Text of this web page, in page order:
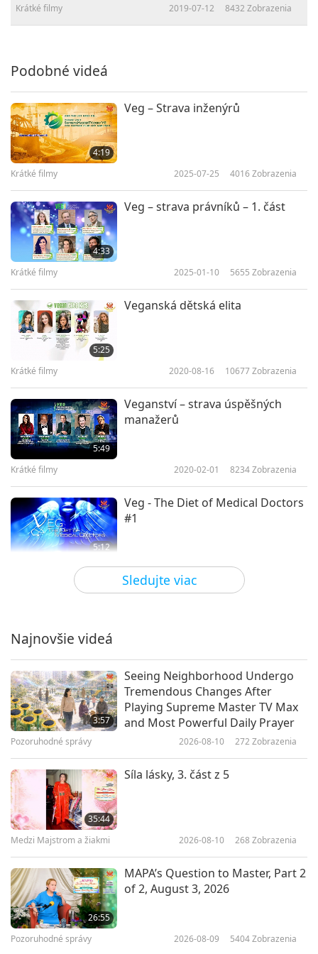
Krátké filmy 2019-07-12 8432 Zobrazenia
Sledujte viac
Podobné videá
4:19
Veg – Strava inženýrů
Krátké filmy 2025-07-25 4016Zobrazenia
4:33
Veg – strava právníků – 1. část
Krátké filmy 2025-01-10 5655 Zobrazenia
5:25
Veganská dětská elita
Krátké filmy 2020-08-16 10677Zobrazenia
5:49
Veganství – strava úspěšných
manažerů
Krátké filmy 2020-02-01 8234Zobrazenia
5:12
Veg - The Diet of Medical Doctors
#1
2020-01-03 10876
5:42
Veganství – módní trend
2:12
Najnovšie videá
3:57
Seeing Neighborhood Undergo
Tremendous Changes After
Playing Supreme Master TV Max
and Most Powerful Daily Prayer
Pozoruhodné správy 2026-08-10 272 Zobrazenia
35:44
Síla lásky, 3. část z 5
Medzi Majstrom a žiakmi 2026-08-10 268 Zobrazenia
26:55
MAPA’s Question to Master, Part 2
of 2, August 3, 2026
Pozoruhodné správy 2026-08-09 5404Zobrazenia